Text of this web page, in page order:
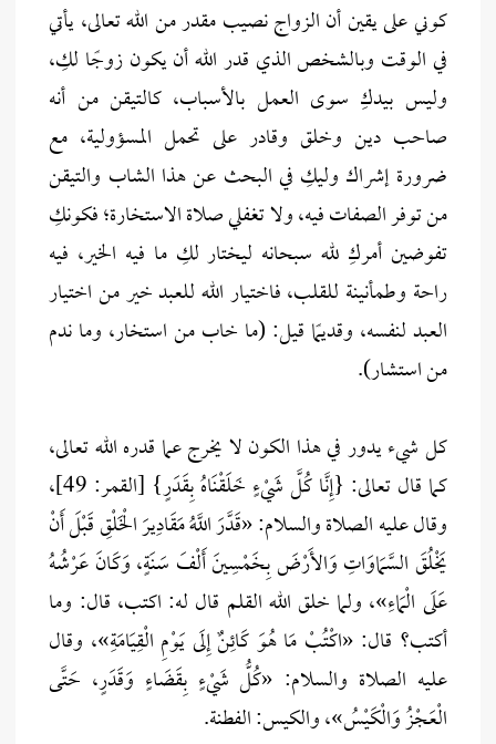
كوني على يقين أن الزواج نصيب مقدر من الله تعالى، يأتي
في الوقت وبالشخص الذي قدر الله أن يكون زوجًا لكِ،
وليس بيدكِ سوى العمل بالأسباب، كالتيقن من أنه
صاحب دين وخلق وقادر على تحمل المسؤولية، مع
ضرورة إشراك وليكِ في البحث عن هذا الشاب والتيقن
من توفر الصفات فيه، ولا تغفلي صلاة الاستخارة؛ فكونكِ
تفوضين أمركِ لله سبحانه ليختار لكِ ما فيه الخير، فيه
راحة وطمأنينة للقلب، فاختيار الله للعبد خير من اختيار
العبد لنفسه، وقديمًا قيل: (ما خاب من استخار، وما ندم
من استشار).
كل شيء يدور في هذا الكون لا يخرج عما قدره الله تعالى،
كما قال تعالى: {إِنَّا كُلَّ شَيْءٍ خَلَقْنَاهُ بِقَدَرٍ} [القمر: 49]،
وقال عليه الصلاة والسلام: «قَدَّرَ اللَّهُ مَقَادِيرَ الْخَلْقِ قَبْلَ أَنْ
يَخْلُقَ السَّمَاوَاتِ وَالأَرْضَ بِخَمْسِينَ أَلْفَ سَنَةٍ، وَكَانَ عَرْشُهُ
عَلَى الْمَاءِ»، ولما خلق الله القلم قال له: اكتب، قال: وما
أكتب؟ قال: «اكْتُبْ مَا هُوَ كَائِنٌ إِلَى يَوْمِ الْقِيَامَةِ»، وقال
عليه الصلاة والسلام: «كُلُّ شَيْءٍ بِقَضَاءٍ وَقَدَرٍ، حَتَّى
الْعَجْزُ وَالْكَيْسُ»، والكيس: الفطنة.